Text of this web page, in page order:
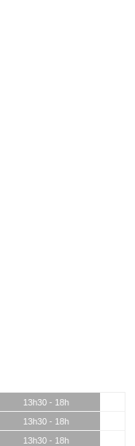
13h30 - 18h
13h30 - 18h
13h30 - 18h